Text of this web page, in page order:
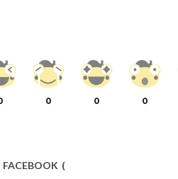
0 0 0
FACEBOOK (